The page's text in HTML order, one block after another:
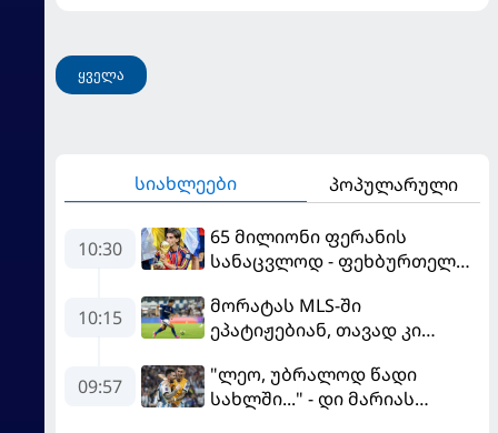
ყველა
სიახლეები პოპულარული
10:30
65 მილიონი ფერანის
სანაცვლოდ - ფეხბურთელს
სოლიდური თანხის მიღებას
გეგმავს
10:15
მორატას MLS-ში
ეპატიჟებიან, თავად კი
გადაწყვეტილებას ელის
09:57
"ლეო, უბრალოდ წადი
სახლში..." - დი მარიას